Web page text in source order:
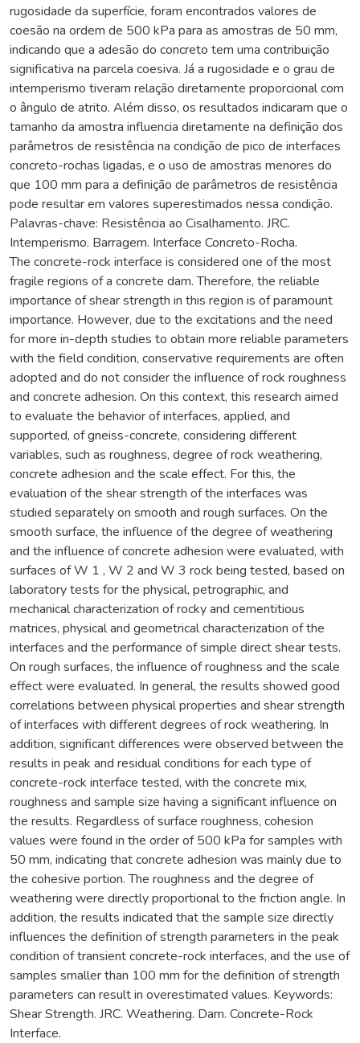
rugosidade da superfície, foram encontrados valores de
coesão na ordem de 500 kPa para as amostras de 50 mm,
indicando que a adesão do concreto tem uma contribuição
significativa na parcela coesiva. Já a rugosidade e o grau de
intemperismo tiveram relação diretamente proporcional com
o ângulo de atrito. Além disso, os resultados indicaram que o
tamanho da amostra influencia diretamente na definição dos
parâmetros de resistência na condição de pico de interfaces
concreto-rochas ligadas, e o uso de amostras menores do
que 100 mm para a definição de parâmetros de resistência
pode resultar em valores superestimados nessa condição.
Palavras-chave: Resistência ao Cisalhamento. JRC.
Intemperismo. Barragem. Interface Concreto-Rocha.
The concrete-rock interface is considered one of the most
fragile regions of a concrete dam. Therefore, the reliable
importance of shear strength in this region is of paramount
importance. However, due to the excitations and the need
for more in-depth studies to obtain more reliable parameters
with the field condition, conservative requirements are often
adopted and do not consider the influence of rock roughness
and concrete adhesion. On this context, this research aimed
to evaluate the behavior of interfaces, applied, and
supported, of gneiss-concrete, considering different
variables, such as roughness, degree of rock weathering,
concrete adhesion and the scale effect. For this, the
evaluation of the shear strength of the interfaces was
studied separately on smooth and rough surfaces. On the
smooth surface, the influence of the degree of weathering
and the influence of concrete adhesion were evaluated, with
surfaces of W 1 , W 2 and W 3 rock being tested, based on
laboratory tests for the physical, petrographic, and
mechanical characterization of rocky and cementitious
matrices, physical and geometrical characterization of the
interfaces and the performance of simple direct shear tests.
On rough surfaces, the influence of roughness and the scale
effect were evaluated. In general, the results showed good
correlations between physical properties and shear strength
of interfaces with different degrees of rock weathering. In
addition, significant differences were observed between the
results in peak and residual conditions for each type of
concrete-rock interface tested, with the concrete mix,
roughness and sample size having a significant influence on
the results. Regardless of surface roughness, cohesion
values were found in the order of 500 kPa for samples with
50 mm, indicating that concrete adhesion was mainly due to
the cohesive portion. The roughness and the degree of
weathering were directly proportional to the friction angle. In
addition, the results indicated that the sample size directly
influences the definition of strength parameters in the peak
condition of transient concrete-rock interfaces, and the use of
samples smaller than 100 mm for the definition of strength
parameters can result in overestimated values. Keywords:
Shear Strength. JRC. Weathering. Dam. Concrete-Rock
Interface.